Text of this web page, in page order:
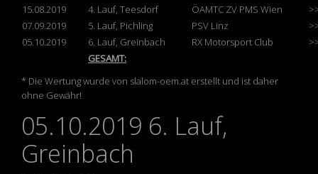
15.08.2019
4. Lauf, Teesdorf ÖAMTC ZV PMS Wien
07.09.2019
5. Lauf, Pichling PSV Linz
05.10.2019
6. Lauf, Greinbach RX Motorsport Club
GESAMT:
* Die Wertung wurde von slalom-oem.at erstellt und ist daher
ohne Gewähr!
05.10.2019 6. Lauf,
Greinbach